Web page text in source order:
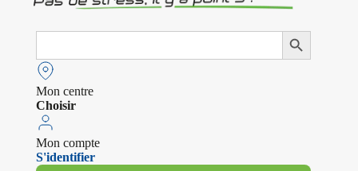
Search
Search Button
Mon centre
Choisir
Mon compte
S'identifier